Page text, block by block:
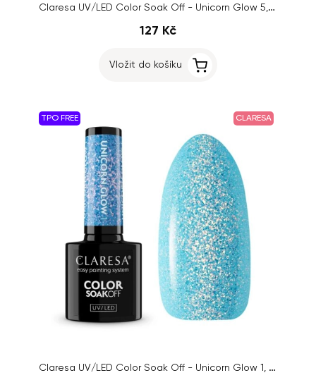
Claresa UV/LED Color Soak Off - Unicorn Glow 5, 5g
127 Kč
Vložit do košíku
TPO FREE CLARESA
Claresa UV/LED Color Soak Off - Unicorn Glow 1, 5g